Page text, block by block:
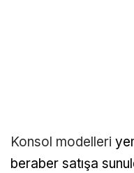
Konsol modelleri
beraber satışa